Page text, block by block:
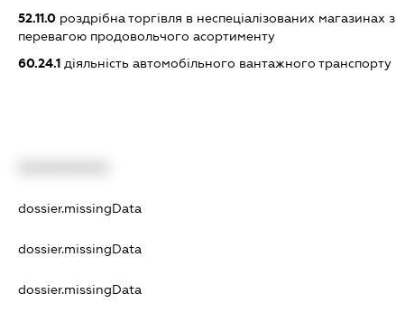
52.11.0роздрібна торгівля в неспеціалізованих магазинах з
перевагою продовольчого асортименту
60.24.1діяльність автомобільного вантажного транспорту
dossier.missingData
dossier.missingData
dossier.missingData